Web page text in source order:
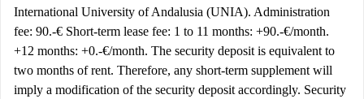
International University of Andalusia (UNIA). Administration
fee: 90.-€ Short-term lease fee: 1 to 11 months: +90.-€/month.
+12 months: +0.-€/month. The security deposit is equivalent to
two months of rent. Therefore, any short-term supplement will
imply a modification of the security deposit accordingly. Security